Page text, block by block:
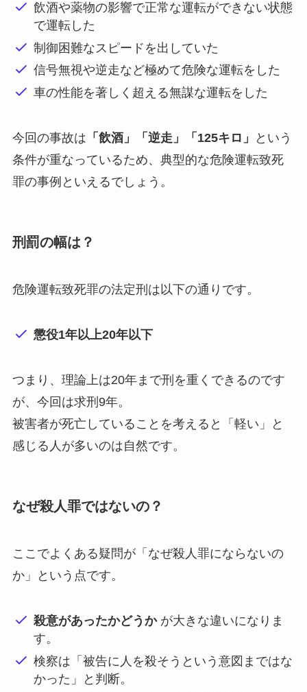
飲酒や薬物の影響で正常な運転ができない状態
で運転した
制御困難なスピードを出していた
信号無視や逆走など極めて危険な運転をした
車の性能を著しく超える無謀な運転をした
今回の事故は 「飲酒」「逆走」「125キロ」
という
条件が重なっているため、典型的な危険運転致死
罪の事例といえるでしょう。
刑罰の幅は？
危険運転致死罪の法定刑は以下の通りです。
懲役1年以上20年以下
つまり、理論上は20年まで刑を重くできるのです
が、今回は求刑9年。
被害者が死亡していることを考えると「軽い」と
感じる人が多いのは自然です。
なぜ殺人罪ではないの？
ここでよくある疑問が「なぜ殺人罪にならないの
か」という点です。
殺意があったかどうかが大きな違いになりま
す。
検察は「被告に人を殺そうという意図まではな
かった」と判断。